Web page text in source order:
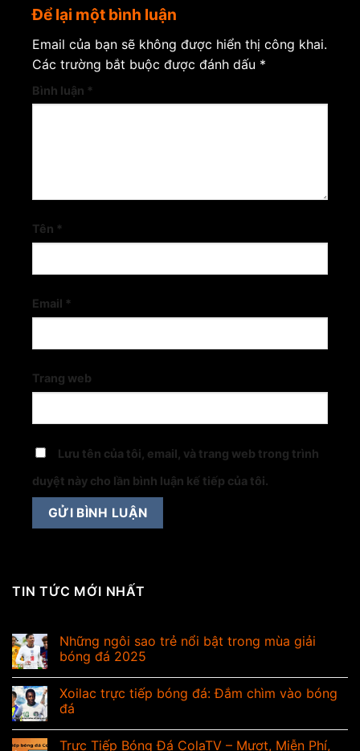
Để lại một bình luận
Email của bạn sẽ không được hiển thị công khai.
Các trường bắt buộc được đánh dấu *
Bình luận *
Tên *
Email *
Trang web
Lưu tên của tôi, email, và trang web trong trình
duyệt này cho lần bình luận kế tiếp của tôi.
TIN TỨC MỚI NHẤT
Những ngôi sao trẻ nổi bật trong mùa giải
bóng đá 2025
Xoilac trực tiếp bóng đá: Đắm chìm vào bóng
đá
Trực Tiếp Bóng Đá ColaTV – Mượt, Miễn Phí,